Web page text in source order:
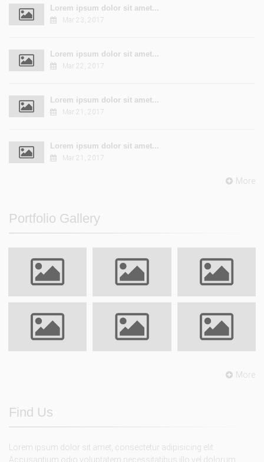
Lorem ipsum dolor sit amet...
Mar 23, 2017
Lorem ipsum dolor sit amet...
Mar 22, 2017
Lorem ipsum dolor sit amet...
Mar 21, 2017
Lorem ipsum dolor sit amet...
Mar 21, 2017
More
Portfolio Gallery
More
Find Us
Lorem ipsum dolor sit amet, consectetur adipisicing elit.
Accusantium odio voluptatem necessitatibus illo vel dolorum